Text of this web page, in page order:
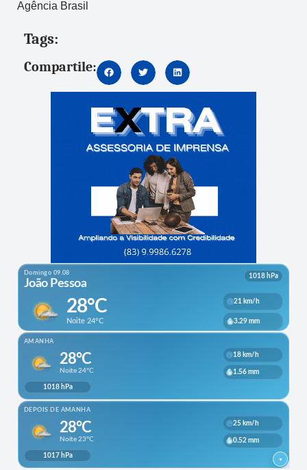
Agência Brasil
Tags:
Compartile: